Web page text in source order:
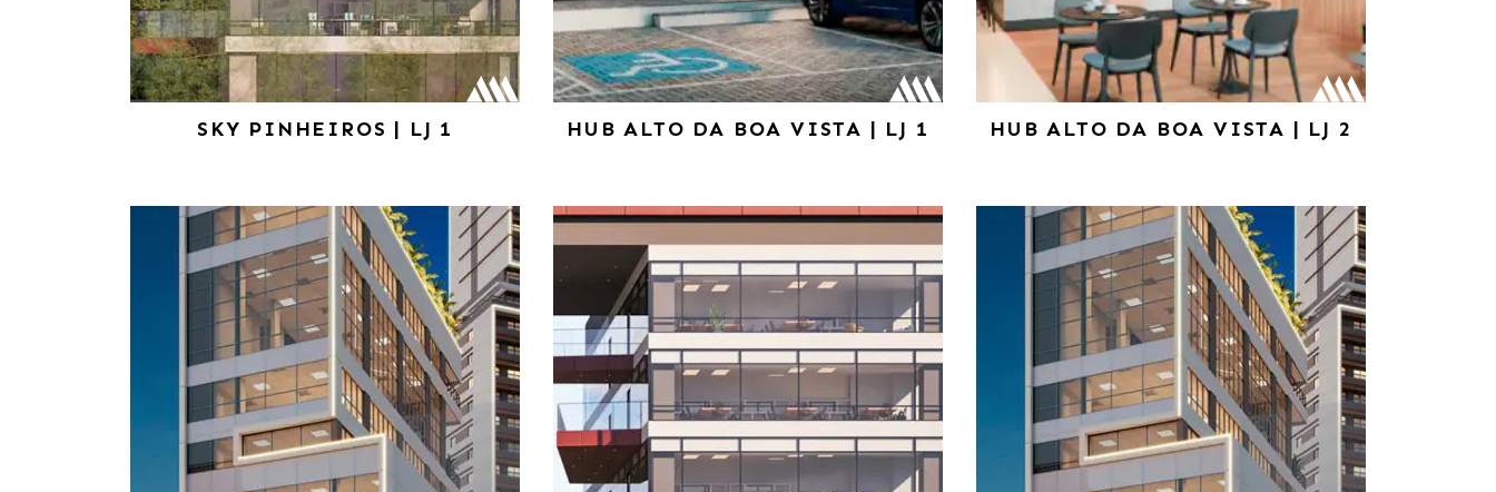
SKY PINHEIROS | LJ 1 HUB ALTO DA BOA VISTA | LJ 1 HUB ALTO DA BOA VISTA | LJ 2